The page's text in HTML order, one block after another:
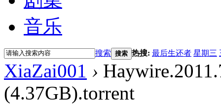
音乐
搜索 搜索 热搜: 最后生还者 星期三
XiaZai001 ›
(4.37GB).torrent